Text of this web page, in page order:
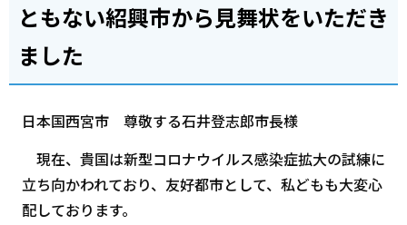
ともない紹興市から見舞状をいただき
ました
日本国西宮市 尊敬する石井登志郎市長様
現在、貴国は新型コロナウイルス感染症拡大の試練に
立ち向かわれており、友好都市として、私どもも大変心
配しております。